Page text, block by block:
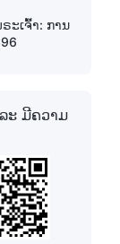
ະເຈົ້າ: ການ
ະເຈົ້າ: ການ
ເຈົ້າ: ການ
ະ ມີຄວາມ